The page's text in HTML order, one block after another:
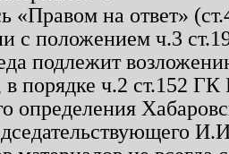
«Правом на ответ»
с положением ч.3
подлежит
порядке ч.2 ст.152
определения